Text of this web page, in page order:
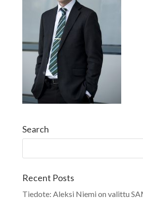
Search
Recent Posts
Tiedote: Aleksi Niemi on valittu